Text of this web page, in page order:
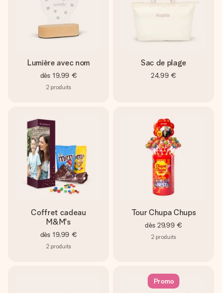
Lumière avec nom
dès 19,99 €
2 produits
Sac de plage
24,99 €
Coffret cadeau
M&M's
dès 19,99 €
2 produits
Tour Chupa Chups
dès 29,99 €
2 produits
Promo